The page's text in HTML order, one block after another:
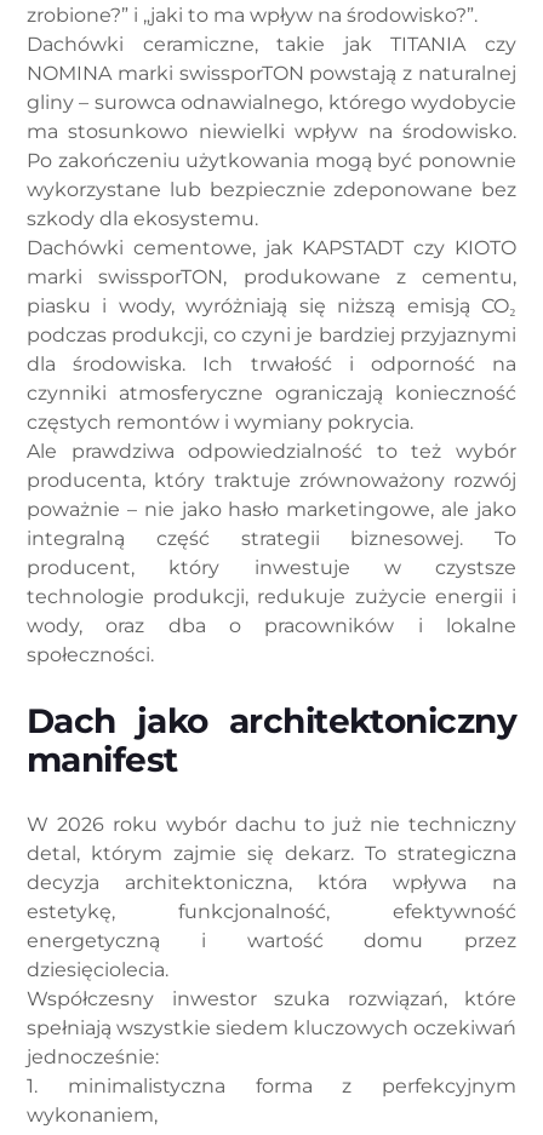
zrobione?” i „jaki to ma wpływ na środowisko?”.
Dachówki ceramiczne, takie jak TITANIA czy
NOMINA marki swissporTON powstają z naturalnej
gliny – surowca odnawialnego, którego wydobycie
ma stosunkowo niewielki wpływ na środowisko.
Po zakończeniu użytkowania mogą być ponownie
wykorzystane lub bezpiecznie zdeponowane bez
szkody dla ekosystemu.
Dachówki cementowe, jak KAPSTADT czy KIOTO
marki swissporTON, produkowane z cementu,
piasku i wody, wyróżniają się niższą emisją CO₂
podczas produkcji, co czyni je bardziej przyjaznymi
dla środowiska. Ich trwałość i odporność na
czynniki atmosferyczne ograniczają konieczność
częstych remontów i wymiany pokrycia.
Ale prawdziwa odpowiedzialność to też wybór
producenta, który traktuje zrównoważony rozwój
poważnie – nie jako hasło marketingowe, ale jako
integralną część strategii biznesowej. To
producent, który inwestuje w czystsze
technologie produkcji, redukuje zużycie energii i
wody, oraz dba o pracowników i lokalne
społeczności.
Dach jako architektoniczny
manifest
W 2026 roku wybór dachu to już nie techniczny
detal, którym zajmie się dekarz. To strategiczna
decyzja architektoniczna, która wpływa na
estetykę, funkcjonalność, efektywność
energetyczną i wartość domu przez
dziesięciolecia.
Współczesny inwestor szuka rozwiązań, które
spełniają wszystkie siedem kluczowych oczekiwań
jednocześnie:
1. minimalistyczna forma z perfekcyjnym
wykonaniem,